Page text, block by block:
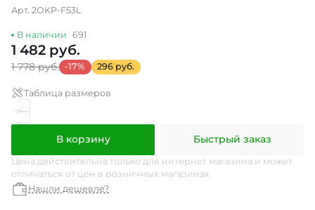
Арт. 2OKP-F53L
В наличии 691
1 482 руб.
1 778 руб. -17% 296 руб.
Таблица размеров
В корзину Быстрый заказ
Цена действительна только для интернет магазина и может
отличаться от цен в розничных магазинах
Нашли дешевле?